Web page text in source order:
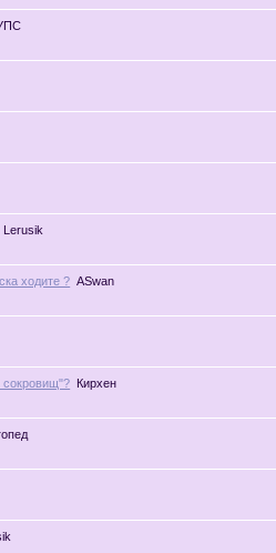
Lerusik
ходите ? ASwan
сокровищ"? Кирхен